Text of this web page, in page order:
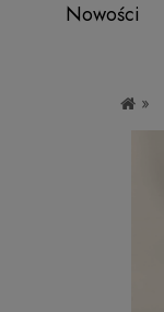
Nowości
»